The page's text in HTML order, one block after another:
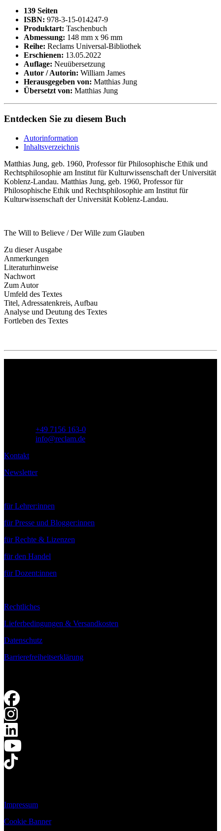
139 Seiten
ISBN: 978-3-15-014247-9
Produktart: Taschenbuch
Abmessung: 148 mm x 96 mm
Reihe: Reclams Universal-Bibliothek
Erschienen: 13.05.2022
Auflage: Neuübersetzung
Autor / Autorin: William James
Herausgegeben von: Matthias Jung
Übersetzt von: Matthias Jung
Entdecken Sie zu diesem Buch
Autorinformation
Inhaltsverzeichnis
Matthias Jung, geb. 1960, Professor für Philosophische Ethik und
Rechtsphilosophie am Institut für Kulturwissenschaft der Universität
Koblenz-Landau. Matthias Jung, geb. 1960, Professor für
Philosophische Ethik und Rechtsphilosophie am Institut für
Kulturwissenschaft der Universität Koblenz-Landau.
The Will to Believe / Der Wille zum Glauben
Zu dieser Ausgabe
Anmerkungen
Literaturhinweise
Nachwort
Zum Autor
Umfeld des Textes
Titel, Adressatenkreis, Aufbau
Analyse und Deutung des Textes
Fortleben des Textes
+49 7156 163-0
info@reclam.de
Kontakt
Newsletter
für Lehrer:innen
für Presse und Blogger:innen
für Rechte & Lizenzen
für den Handel
für Dozent:innen
Rechtliches
Lieferbedingungen & Versandkosten
Datenschutz
Barrierefreiheitserklärung
Impressum
Cookie Banner